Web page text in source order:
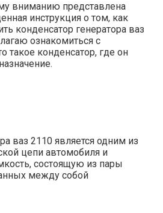
вниманию представлена
инструкция о том, как
конденсатор генератора ваз
ознакомиться с
такое конденсатор, где он
ваз 2110 является одним из
цепи автомобиля и
состоящую из пары
между собой